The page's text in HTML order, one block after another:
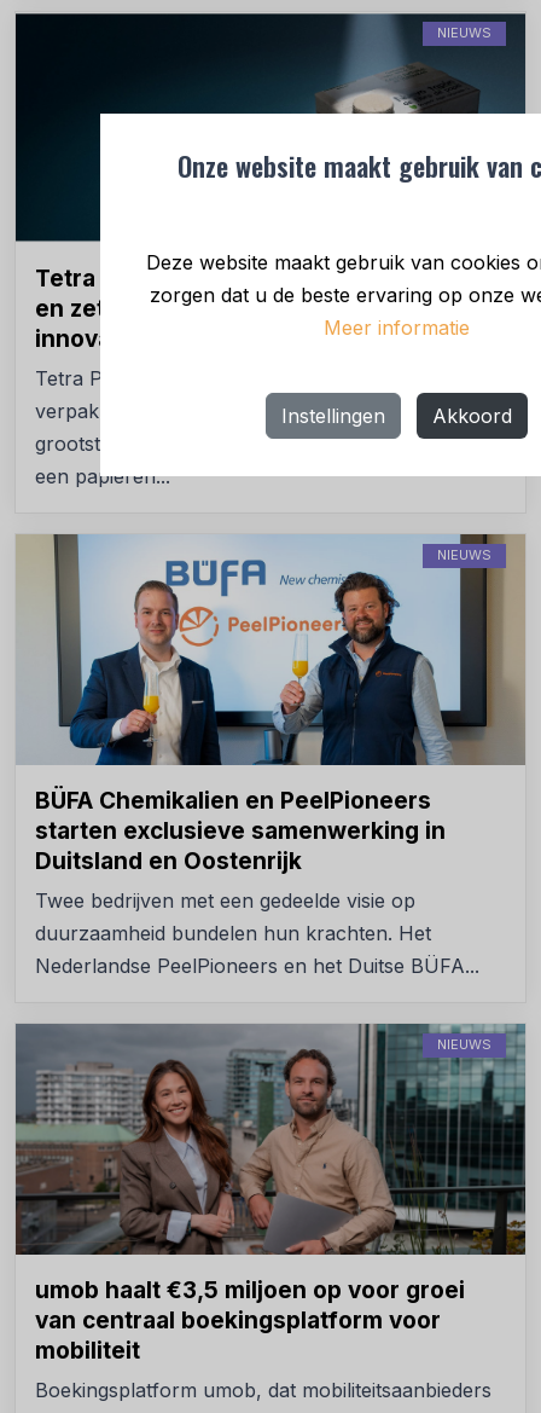
Onze website maakt gebruik van
Deze website maakt gebruik van cookies
zorgen dat u de beste ervaring op onze
Meer informatie
Instellingen Akkoord
NIEUWS
Tetra Pak lanceert nieuwe papieren dop
en zet de toon voor toekomstige
innovatie
Tetra Pak wereldleider in voedselverwerking en
verpakkingen, start samen met Aneto, Spanje’s
grootste bouillonproducent, een pilootproject om
een papieren...
NIEUWS
BÜFA Chemikalien en PeelPioneers
starten exclusieve samenwerking in
Duitsland en Oostenrijk
Twee bedrijven met een gedeelde visie op
duurzaamheid bundelen hun krachten. Het
Nederlandse PeelPioneers en het Duitse BÜFA...
NIEUWS
umob haalt €3,5 miljoen op voor groei
van centraal boekingsplatform voor
mobiliteit
Boekingsplatform umob, dat mobiliteitsaanbieders